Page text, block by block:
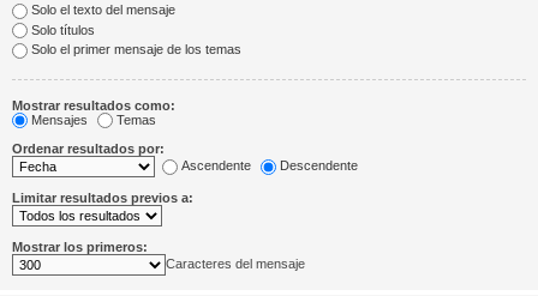
Solo el texto del mensaje
Solo títulos
Solo el primer mensaje de los temas
Mostrar resultados como:
Mensajes
Temas
Ordenar resultados por:
Ascendente
Descendente
Limitar resultados previos a:
Mostrar los primeros:
Caracteres del mensaje